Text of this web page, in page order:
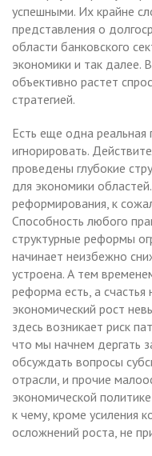
успешными. Их крайне
представления о
области банковского
экономики и так далее.
объективно растет
стратегией.
Есть еще одна реальная
игнорировать.
проведены глубокие
для экономики
реформирования, к
Способность любого
структурные реформы
начинает неизбежно
устроена. А тем
реформа есть, а
экономический рост
здесь возникает риск
что мы начнем дергать
обсуждать вопросы
отрасли, и прочие
экономической
к чему, кроме усиления
осложнений роста, не